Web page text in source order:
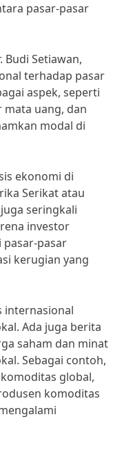
pasar-pasar
Setiawan,
terhadap pasar
aspek, seperti
uang, dan
modal di
ekonomi di
Serikat atau
seringkali
investor
pasar
kerugian yang
internasional
Ada juga berita
saham dan minat
Sebagai contoh,
global,
komoditas